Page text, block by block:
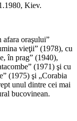
Kiev.
afara oraşului”
vieţii” (1978), cu
în prag” (1940),
(1971) şi cu
(1975) şi „Corabia
unul dintre cei mai
bucovinean.